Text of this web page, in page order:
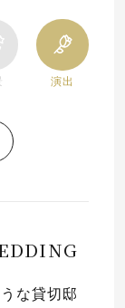
演出
な貸切邸